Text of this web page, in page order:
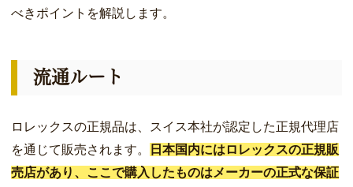
べきポイントを解説します。
流通ルート
ロレックスの正規品は、スイス本社が認定した正規代理店
を通じて販売されます。
日本国内にはロレックスの正規販
売店があり、ここで購入したものはメーカーの正式な保証